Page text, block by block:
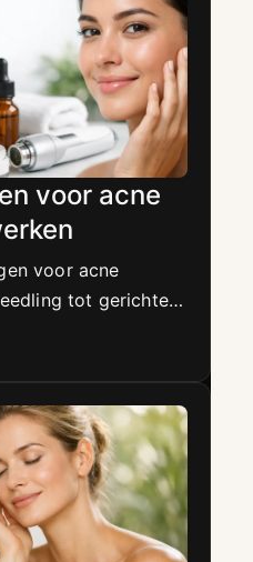
voor acne
voor acne
tot gerichte
precies op maat.